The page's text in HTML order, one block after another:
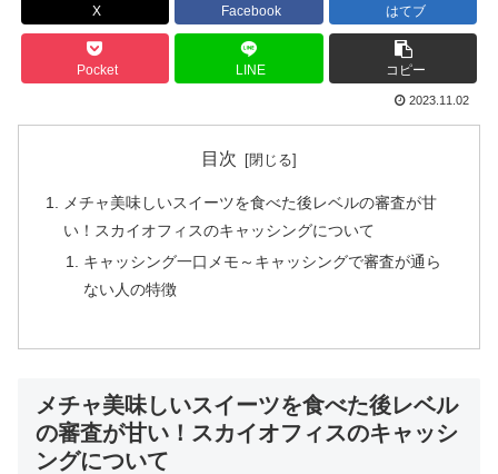
X Facebook はてブ
Pocket LINE コピー
2023.11.02
目次
メチャ美味しいスイーツを食べた後レベルの審査が甘
い！スカイオフィスのキャッシングについて
キャッシング一口メモ～キャッシングで審査が通ら
ない人の特徴
メチャ美味しいスイーツを食べた後レベル
の審査が甘い！スカイオフィスのキャッシ
ングについて